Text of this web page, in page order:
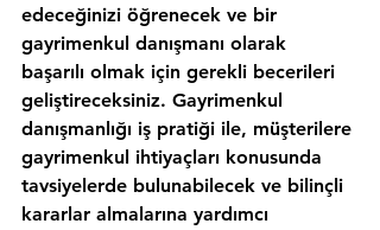
edeceğinizi öğrenecek ve bir
gayrimenkul danışmanı olarak
başarılı olmak için gerekli becerileri
geliştireceksiniz. Gayrimenkul
danışmanlığı iş pratiği ile, müşterilere
gayrimenkul ihtiyaçları konusunda
tavsiyelerde bulunabilecek ve bilinçli
kararlar almalarına yardımcı